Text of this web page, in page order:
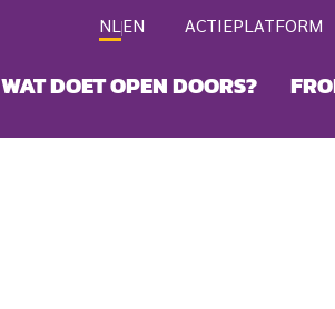
NL EN ACTIEPLATFORM
WAT DOET OPEN DOORS?